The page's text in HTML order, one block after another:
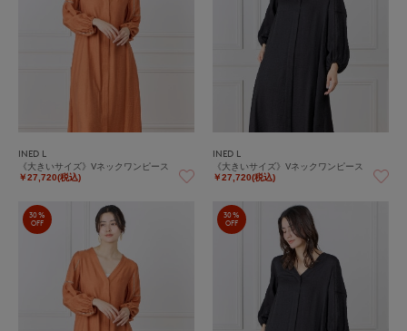
INED L
《大きいサイズ》Vネックワンピース
￥27,720(税込)
INED L
《大きいサイズ》Vネックワンピース
￥27,720(税込)
30%
OFF
30%
OFF